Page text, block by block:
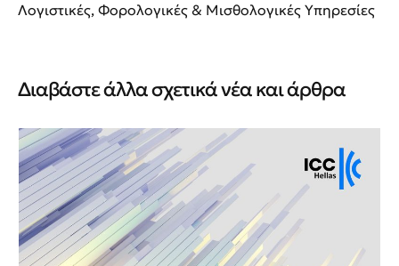
Λογιστικές, Φορολογικές & Μισθολογικές Υπηρεσίες
Διαβάστε άλλα σχετικά νέα και άρθρα